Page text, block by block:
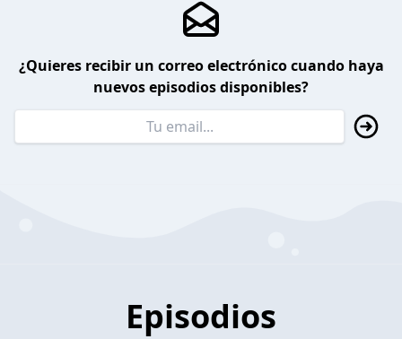
¿Quieres recibir un correo electrónico cuando haya
nuevos episodios disponibles?
Episodios